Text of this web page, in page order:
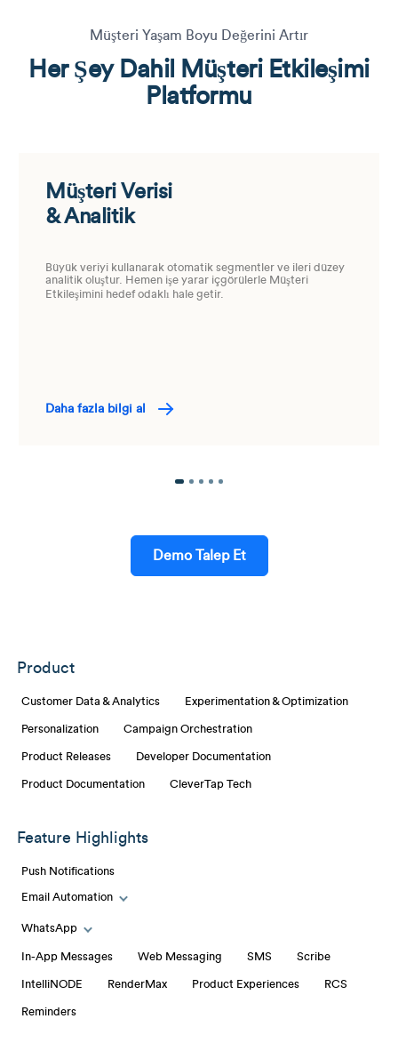
Müşteri Yaşam Boyu Değerini Artır
Her Şey Dahil Müşteri Etkileşimi
Platformu
Müşteri Verisi
& Analitik
Büyük veriyi kullanarak otomatik segmentler ve ileri düzey
analitik oluştur. Hemen işe yarar içgörülerle Müşteri
Etkileşimini hedef odaklı hale getir.
Daha fazla bilgi al
Demo Talep Et
Product
Customer Data & Analytics Experimentation & Optimization
Personalization Campaign Orchestration
Product Releases Developer Documentation
Product Documentation CleverTap Tech
Feature Highlights
Push Notifications
Email Automation
Toggle Email Automation links
WhatsApp
Toggle WhatsApp links
In-App Messages Web Messaging SMS Scribe
IntelliNODE RenderMax Product Experiences RCS
Reminders